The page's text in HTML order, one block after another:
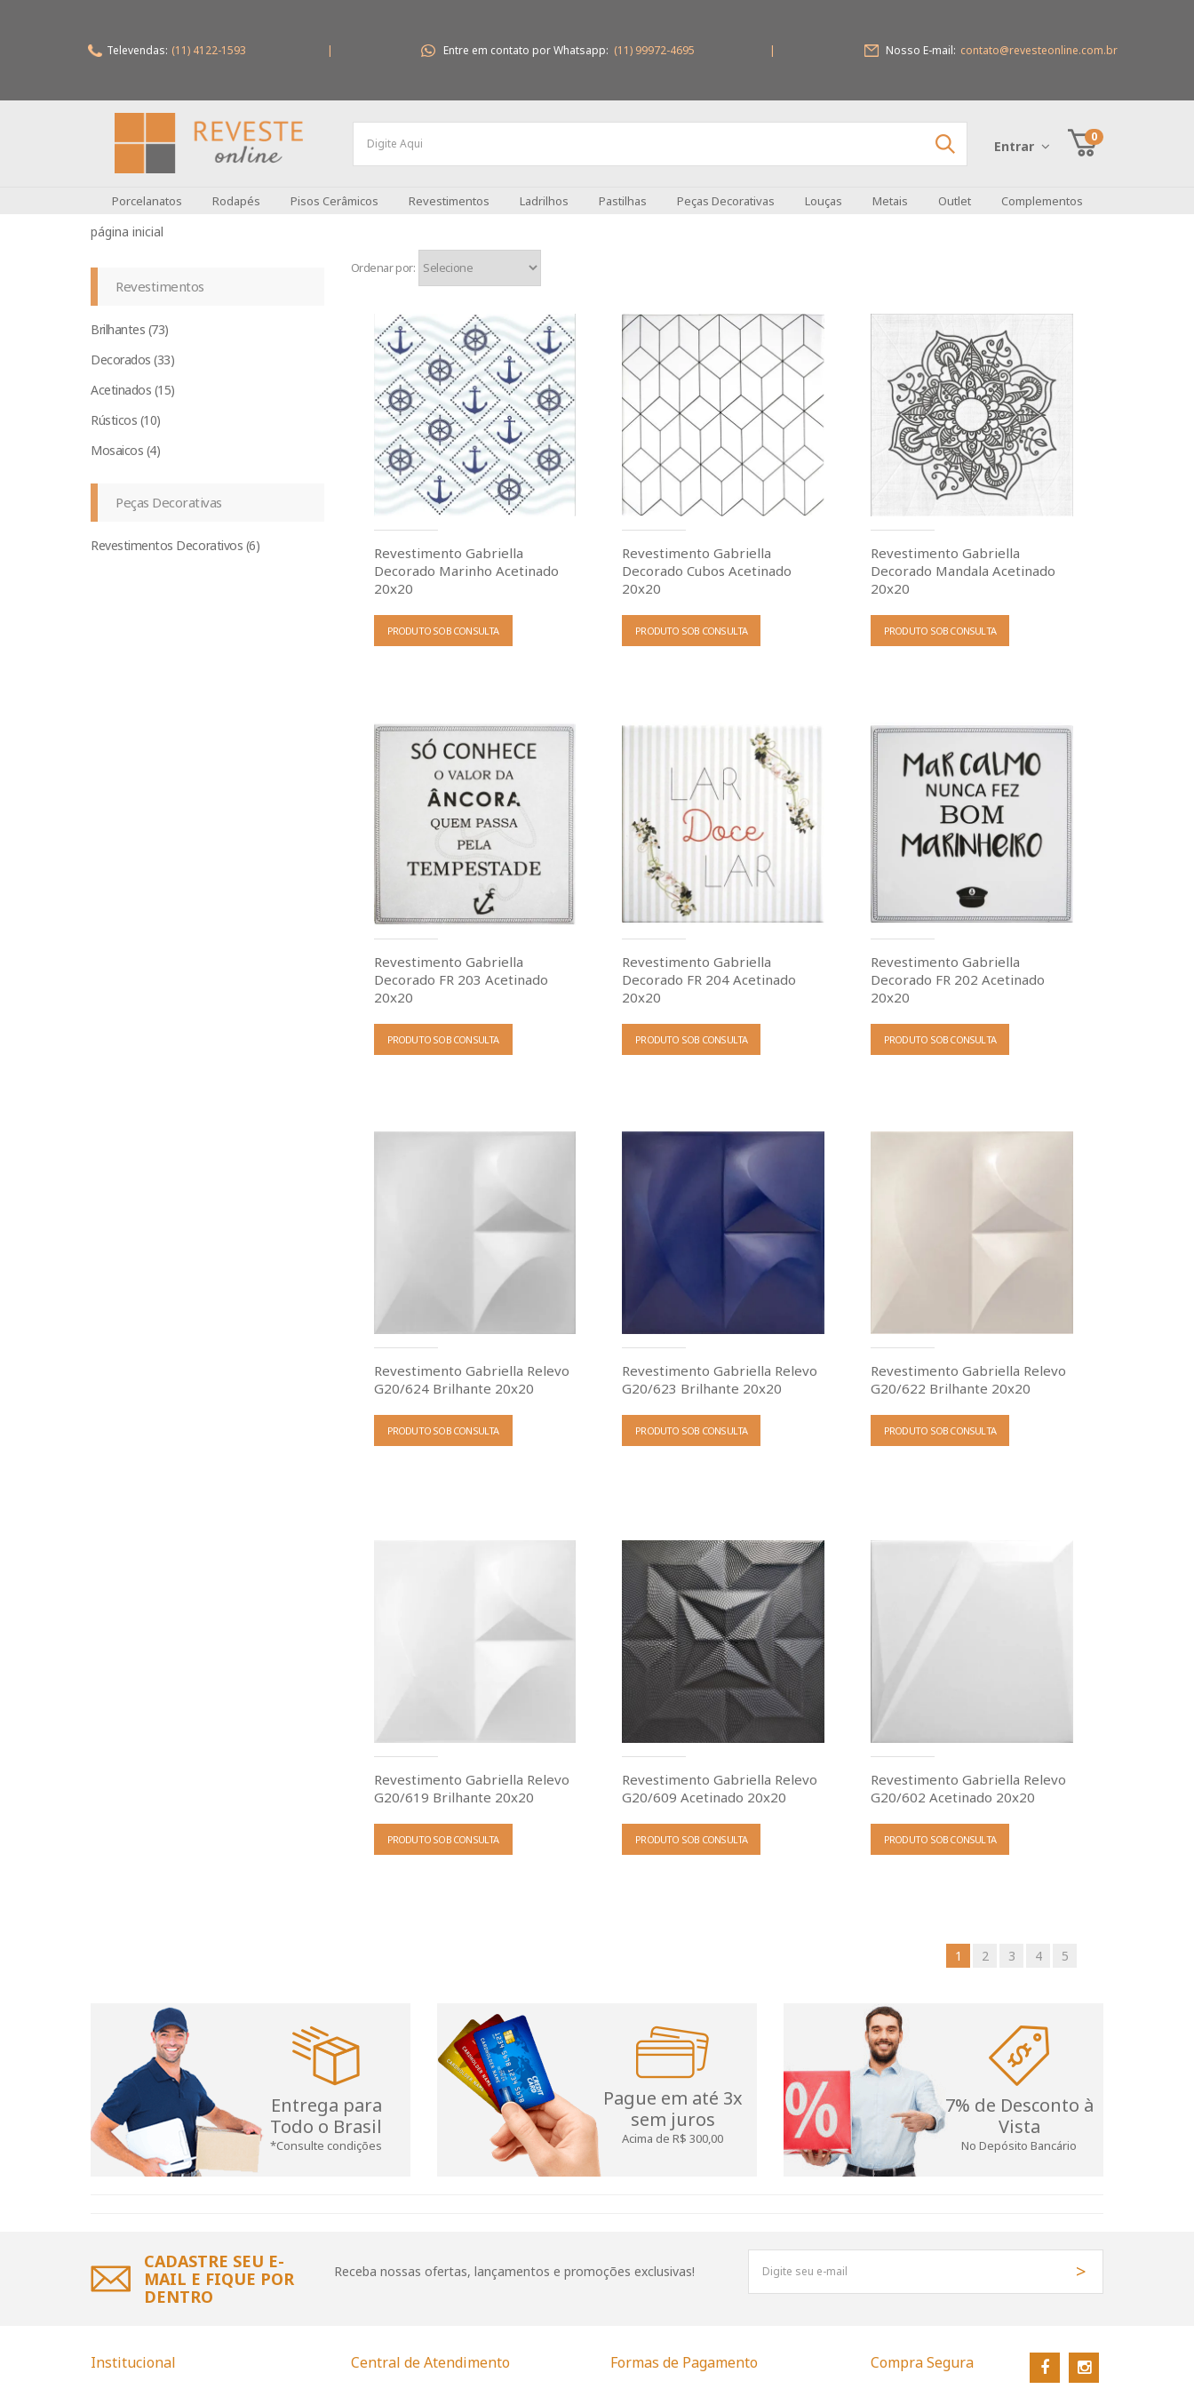
Televendas: (11) 4122-1593 | Entre em contato por Whatsapp: (11) 99972-4695 | Nosso E-mail: contato@revesteonline.com.br
Entrar
0
Porcelanatos Rodapés Pisos Cerâmicos Revestimentos Ladrilhos Pastilhas Peças Decorativas Louças Metais Outlet Complementos
Revestimentos
Brilhantes (73)
Decorados (33)
Acetinados (15)
Rústicos (10)
Mosaicos (4)
Peças Decorativas
Revestimentos Decorativos (6)
Ordenar por:
Revestimento Gabriella
Decorado Marinho Acetinado
20x20
PRODUTO SOB CONSULTA
Revestimento Gabriella
Decorado Cubos Acetinado
20x20
PRODUTO SOB CONSULTA
Revestimento Gabriella
Decorado Mandala Acetinado
20x20
PRODUTO SOB CONSULTA
Revestimento Gabriella
Decorado FR 203 Acetinado
20x20
PRODUTO SOB CONSULTA
Revestimento Gabriella
Decorado FR 204 Acetinado
20x20
PRODUTO SOB CONSULTA
Revestimento Gabriella
Decorado FR 202 Acetinado
20x20
PRODUTO SOB CONSULTA
Revestimento Gabriella Relevo
G20/624 Brilhante 20x20
PRODUTO SOB CONSULTA
Revestimento Gabriella Relevo
G20/623 Brilhante 20x20
PRODUTO SOB CONSULTA
Revestimento Gabriella Relevo
G20/622 Brilhante 20x20
PRODUTO SOB CONSULTA
Revestimento Gabriella Relevo
G20/619 Brilhante 20x20
PRODUTO SOB CONSULTA
Revestimento Gabriella Relevo
G20/609 Acetinado 20x20
PRODUTO SOB CONSULTA
Revestimento Gabriella Relevo
G20/602 Acetinado 20x20
PRODUTO SOB CONSULTA
1 2 3 4 5
Entrega para
Todo o Brasil
*Consulte condições
Pague em até 3x
sem juros
Acima de R$ 300,00
7% de Desconto à
Vista
No Depósito Bancário
CADASTRE SEU E-
MAIL E FIQUE POR
DENTRO
Receba nossas ofertas, lançamentos e promoções exclusivas!
Institucional Central de Atendimento Formas de Pagamento Compra Segura